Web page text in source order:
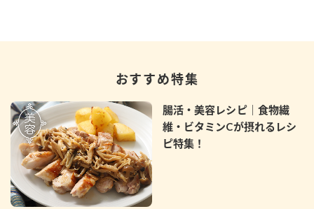
三ツ判山吹
スペシャルサイト
お酢を知ろう！
すしラボ
ぽん酢サワー
納豆の豆知識
各部門が大切にしていること
おいしさと健康への取り組み
お問い合わせ
地図から取り扱い店舗を探す
おすすめ特集
腸活・美容レシピ｜食物繊
維・ビタミンCが摂れるレシ
ピ特集！